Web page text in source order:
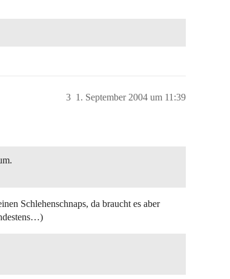
1. September 2004 um 11:39
3
Schlehenschnaps, da braucht es aber